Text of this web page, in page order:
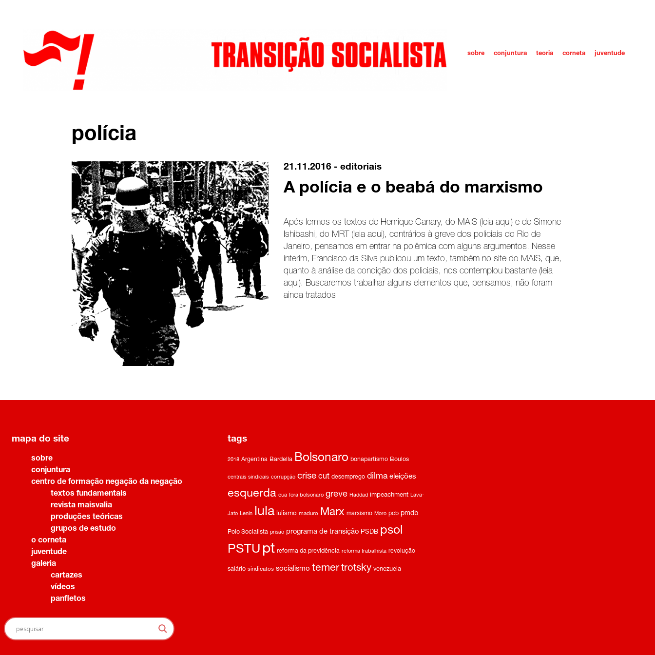
sobre conjuntura teoria corneta juventude
polícia
21.11.2016 - editoriais
A polícia e o beabá do marxismo
Após lermos os textos de Henrique Canary, do MAIS (leia aqui) e de Simone
Ishibashi, do MRT (leia aqui), contrários à greve dos policiais do Rio de
Janeiro, pensamos em entrar na polêmica com alguns argumentos. Nesse
ínterim, Francisco da Silva publicou um texto, também no site do MAIS, que,
quanto à análise da condição dos policiais, nos contemplou bastante (leia
aqui). Buscaremos trabalhar alguns elementos que, pensamos, não foram
ainda tratados.
mapa do site
sobre
conjuntura
centro de formação negação da negação
textos fundamentais
revista maisvalia
produções teóricas
grupos de estudo
o corneta
juventude
galeria
cartazes
vídeos
panfletos
tags
2018 Argentina Bardella Bolsonaro bonapartismo Boulos
centrais sindicais corrupção crise cut desemprego dilma eleições
esquerda eua fora bolsonaro greve Haddad impeachment Lava-
Jato Lenin lula lulismo maduro Marx marxismo Moro pcb pmdb
Polo Socialista prisão programa de transição PSDB psol
PSTU pt reforma da previdência reforma trabalhista revolução
salário sindicatos socialismo temer trotsky venezuela